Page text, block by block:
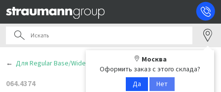
Москва
Оформить заказ с этого склада?
Да
Нет
Для Regular Base/Wide Base (RB/WB)
064.4374